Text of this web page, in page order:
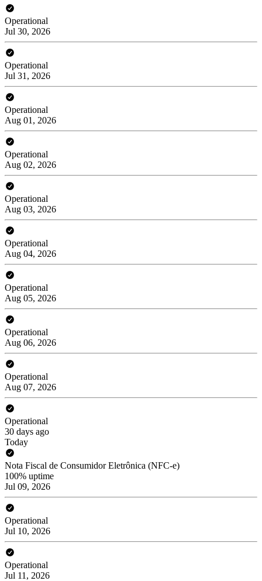
Operational
Jul 30, 2026
Operational
Jul 31, 2026
Operational
Aug 01, 2026
Operational
Aug 02, 2026
Operational
Aug 03, 2026
Operational
Aug 04, 2026
Operational
Aug 05, 2026
Operational
Aug 06, 2026
Operational
Aug 07, 2026
Operational
30 days ago
Today
Nota Fiscal de Consumidor Eletrônica (NFC-e)
100% uptime
Jul 09, 2026
Operational
Jul 10, 2026
Operational
Jul 11, 2026